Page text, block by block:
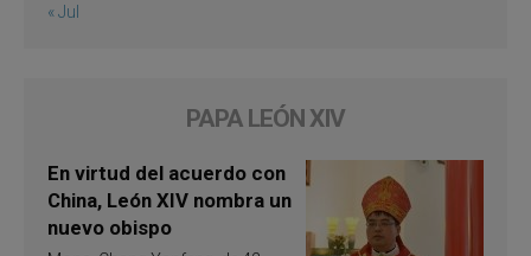
« Jul
PAPA LEÓN XIV
En virtud del acuerdo con
China, León XIV nombra un
nuevo obispo